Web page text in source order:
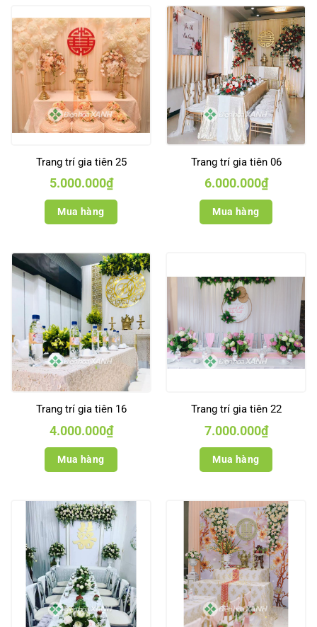
Trang trí gia tiên 25
5.000.000₫
Mua hàng
Trang trí gia tiên 06
6.000.000₫
Mua hàng
Trang trí gia tiên 16
4.000.000₫
Mua hàng
Trang trí gia tiên 22
7.000.000₫
Mua hàng